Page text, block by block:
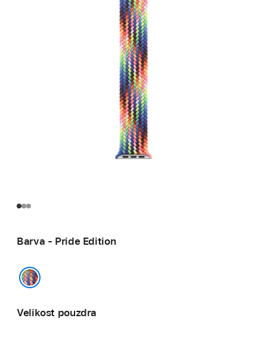
Barva - Pride Edition
Velikost pouzdra